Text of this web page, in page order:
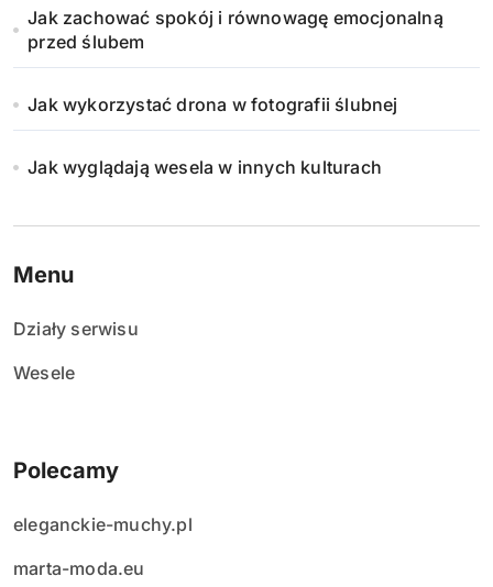
Jak zachować spokój i równowagę emocjonalną
przed ślubem
Jak wykorzystać drona w fotografii ślubnej
Jak wyglądają wesela w innych kulturach
Menu
Działy serwisu
Wesele
Polecamy
eleganckie-muchy.pl
marta-moda.eu